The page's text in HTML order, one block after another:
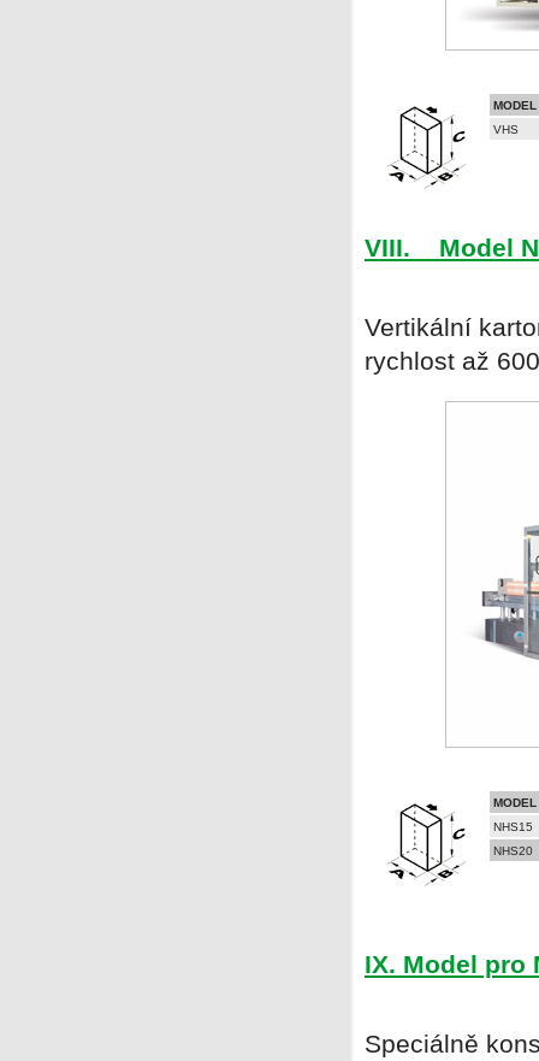
MODEL
VHS
VIII. Model
Vertikální
rychlost až
MODEL
NHS15
NHS20
IX. Model pro
Speciálně